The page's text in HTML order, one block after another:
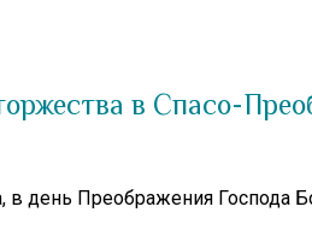
в Спасо-
в день Преображения